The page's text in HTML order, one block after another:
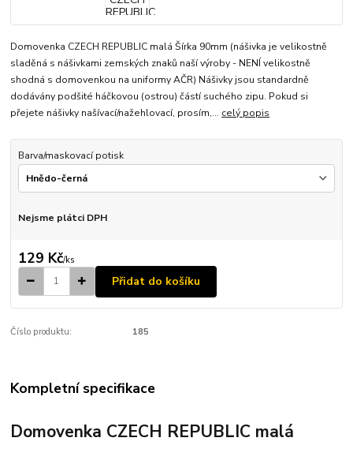
Domovenka CZECH REPUBLIC malá Šírka 90mm (nášivka je velikostně
sladěná s nášivkami zemských znaků naší výroby - NENÍ velikostně
shodná s domovenkou na uniformy AČR) Nášivky jsou standardně
dodávány podšité háčkovou (ostrou) částí suchého zipu. Pokud si
přejete nášivky našívací/nažehlovací, prosím,... celý popis
Barva/maskovací potisk
Nejsme plátci DPH
129 Kč/ks
Přidat do košíku
Číslo produktu: 185
Kompletní specifikace
Domovenka CZECH REPUBLIC malá